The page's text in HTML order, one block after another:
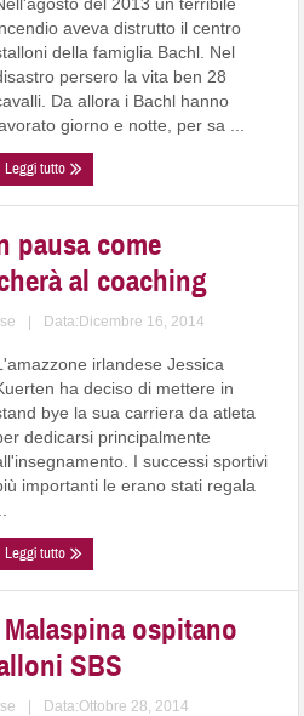
aveva distrutto il centro
della famiglia Bachl. Nel
persero la vita ben 28
Da allora i Bachl hanno
giorno e notte, per sa ...
Leggi tutto
pausa come
al coaching
Data:Dicembre 16, 2014
irlandese Jessica
ha deciso di mettere in
bye la sua carriera da atleta
dedicarsi principalmente
I successi sportivi
importanti le erano stati regala
Leggi tutto
ospitano
SBS
Data:Ottobre 28, 2014